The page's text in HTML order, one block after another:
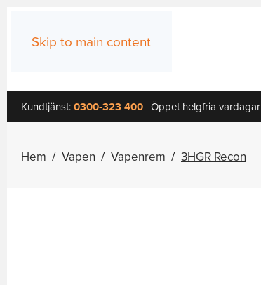
Skip to main content
Kundtjänst:0300-323 400 | Öppet helgfria vardagar
Hem Vapen Vapenrem 3HGR Recon